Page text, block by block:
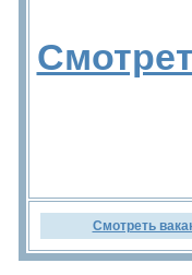
Смотреть